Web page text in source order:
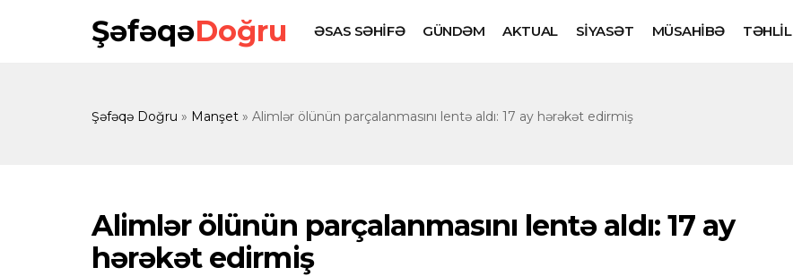
ŞəfəqəDoğru ƏSAS SƏHİFƏ GÜNDƏM AKTUAL SİYASƏT MÜSAHİBƏ TƏHLİL
Şəfəqə Doğru » Manşet » Alimlər ölünün parçalanmasını lentə aldı: 17 ay hərəkət edirmiş
Alimlər ölünün parçalanmasını lentə aldı: 17 ay
hərəkət edirmiş